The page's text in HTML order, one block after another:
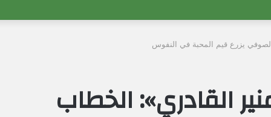
يزرع قيم المحبة في النفوس
القادري»: الخطاب